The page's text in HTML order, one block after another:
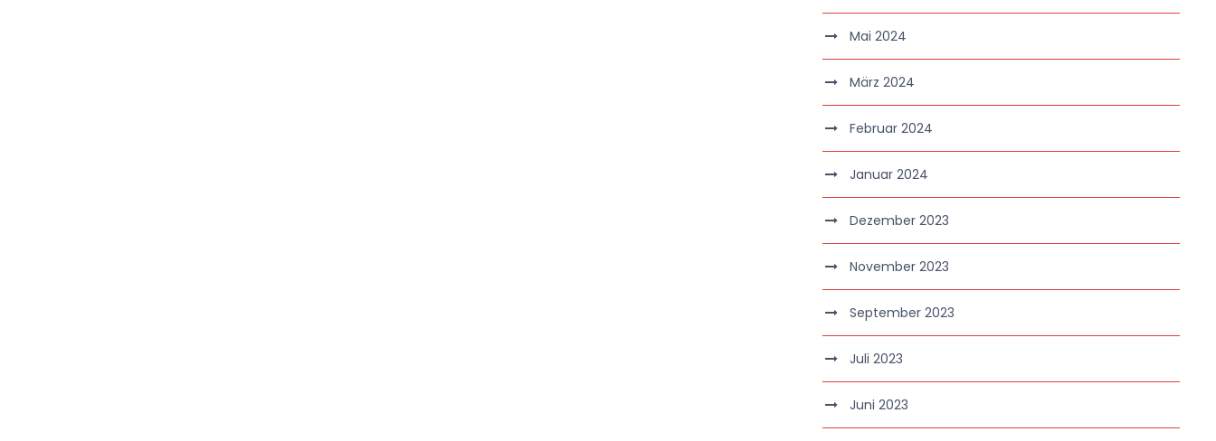
Mai 2024
März 2024
Februar 2024
Januar 2024
Dezember 2023
November 2023
September 2023
Juli 2023
Juni 2023